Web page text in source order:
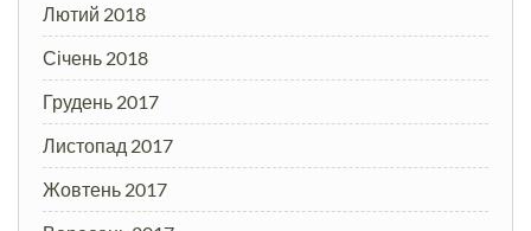
Лютий 2018
Січень 2018
Грудень 2017
Листопад 2017
Жовтень 2017